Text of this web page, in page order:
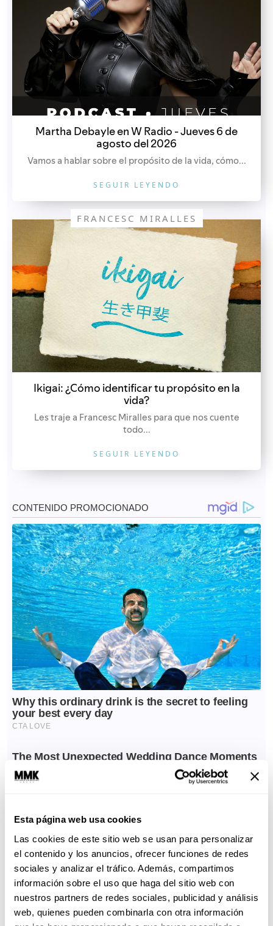
Esta página web usa cookies
Las cookies de este sitio web se usan para personalizar
el contenido y los anuncios, ofrecer funciones de redes
sociales y analizar el tráfico. Además, compartimos
información sobre el uso que haga del sitio web con
nuestros partners de redes sociales, publicidad y análisis
web, quienes pueden combinarla con otra información
Martha Debayle en W Radio - Jueves 6 de
agosto del 2026
Vamos a hablar sobre el propósito de la vida, cómo...
SEGUIR LEYENDO
FRANCESC MIRALLES
Ikigai: ¿Cómo identificar tu propósito en la
vida?
Les traje a Francesc Miralles para que nos cuente
todo...
SEGUIR LEYENDO